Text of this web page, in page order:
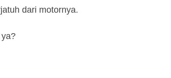
dari motornya.